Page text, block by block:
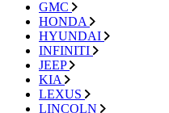
GMC
HONDA
HYUNDAI
INFINITI
JEEP
KIA
LEXUS
LINCOLN